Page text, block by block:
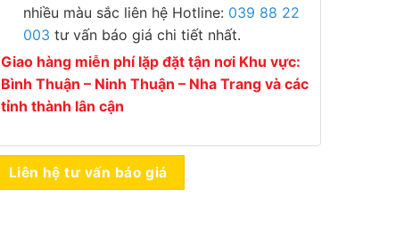
nhiều màu sắc liên hệ Hotline: 039 88 22
003 tư vấn báo giá chi tiết nhất.
Giao hàng miễn phí lặp đặt tận nơi Khu vực:
Bình Thuận – Ninh Thuận – Nha Trang và các
tỉnh thành lân cận
Liên hệ tư vấn báo giá